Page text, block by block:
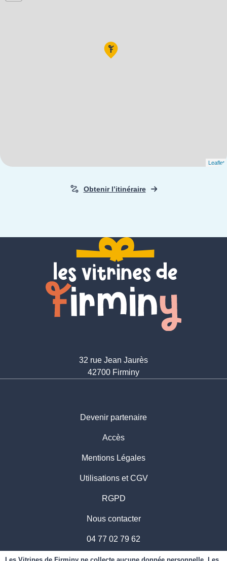
Leaflet
Obtenir l’itinéraire
32 rue Jean Jaurès
42700 Firminy
Devenir partenaire
Accès
Mentions Légales
Utilisations et CGV
RGPD
Nous contacter
04 77 02 79 62
06 70 70 87 94